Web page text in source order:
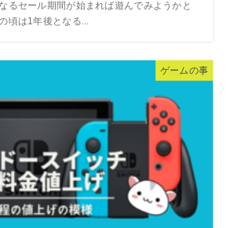
るセール期間が始まれば遊んでみようかと
頃は1年後となる...
ゲームの事